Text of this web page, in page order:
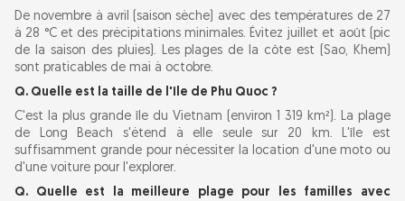
De novembre à avril (saison sèche) avec des températures de 27
à 28 °C et des précipitations minimales. Évitez juillet et août (pic
de la saison des pluies). Les plages de la côte est (Sao, Khem)
sont praticables de mai à octobre.
Q. Quelle est la taille de l'île de Phu Quoc ?
C'est la plus grande île du Vietnam (environ 1 319 km²). La plage
de Long Beach s'étend à elle seule sur 20 km. L'île est
suffisamment grande pour nécessiter la location d'une moto ou
d'une voiture pour l'explorer.
Q. Quelle est la meilleure plage pour les familles avec